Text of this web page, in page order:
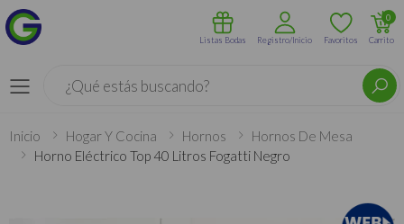
Menú
Listas Bodas Registro/Inicio Favoritos Carrito
0
Inicio Hogar Y Cocina Hornos
Hornos De Mesa
Horno Eléctrico Top 40 Litros Fogatti Negro